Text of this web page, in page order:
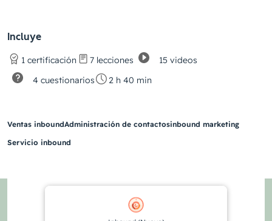
Incluye
1 certificación 7 lecciones
15 videos
4 cuestionarios
2 h 40 min
Ventas inboundAdministración de contactosinbound marketing
Servicio inbound